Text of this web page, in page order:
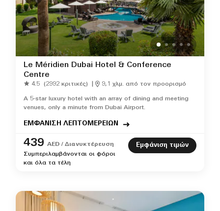
Le Méridien Dubai Hotel & Conference
Centre
4.5 (2992 κριτικές) 9,1 χλμ. από τον προορισμό
A 5-star luxury hotel with an array of dining and meeting
venues, only a minute from Dubai Airport.
ΕΜΦΑΝΙΣΗ ΛΕΠΤΟΜΕΡΕΙΩΝ
439 AED / Διανυκτέρευση
Συμπεριλαμβάνονται οι φόροι
και όλα τα τέλη
Εμφάνιση τιμών